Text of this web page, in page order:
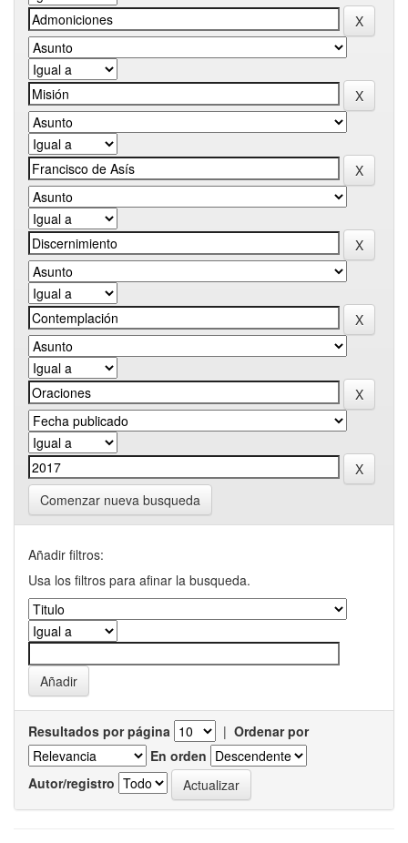
Comenzar nueva busqueda
Añadir filtros:
Usa los filtros para afinar la busqueda.
Resultados por página | Ordenar por
En orden
Autor/registro